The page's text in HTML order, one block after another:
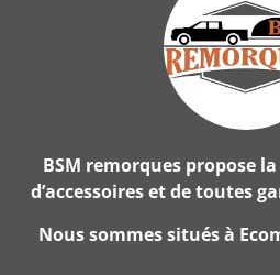
BSM remorques propose
d’accessoires et de toutes
Nous sommes situés à